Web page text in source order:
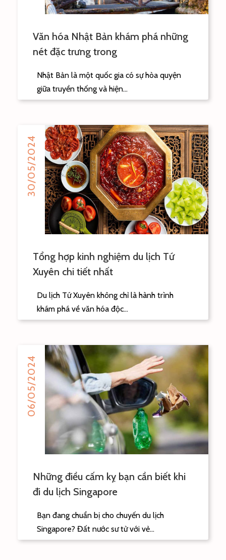
Văn hóa Nhật Bản khám phá những
nét đặc trưng trong
Nhật Bản là một quốc gia có sự hòa quyện
giữa truyền thống và hiện...
30/05/2024
Tổng hợp kinh nghiệm du lịch Tứ
Xuyên chi tiết nhất
Du lịch Tứ Xuyên không chỉ là hành trình
khám phá về văn hóa độc...
06/05/2024
Những điều cấm kỵ bạn cần biết khi
đi du lịch Singapore
Bạn đang chuẩn bị cho chuyến du lịch
Singapore? Đất nước sư tử với vẻ...